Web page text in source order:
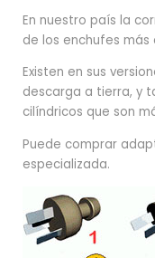
En nuestro país la
de los enchufes más
Existen en sus
descarga a tierra, y
cilíndricos que son
Puede comprar
especializada.